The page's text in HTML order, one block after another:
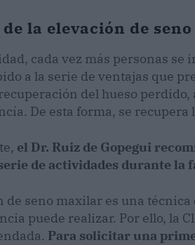
la elevación de
cada vez más personas
a la serie de ventajas que
del hueso
De esta forma, se recupera
el Dr. Ruiz de Gopegui
de actividades durante la
de seno maxilar es una
puede realizar. Por ello, la
Para solicitar una